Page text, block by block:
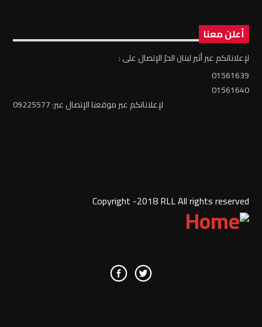
أعلن معنا
لإعلاناتكم عبر أثير لبنان الحرّ الإتصال على :
01561639
01561640
لإعلاناتكم عبر موقعنا الإتصال عبر: 09225577
Copyright -2018 RLL All rights reserved